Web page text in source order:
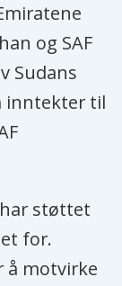
og SAF
Sudans
inntekter til
støttet
for.
å motvirke